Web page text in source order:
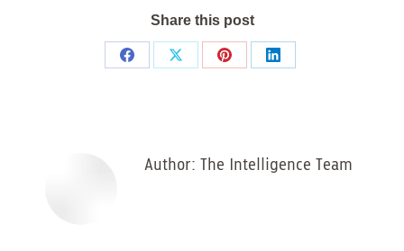
Share this post
Share
Share
Share
Share
Author: The Intelligence Team